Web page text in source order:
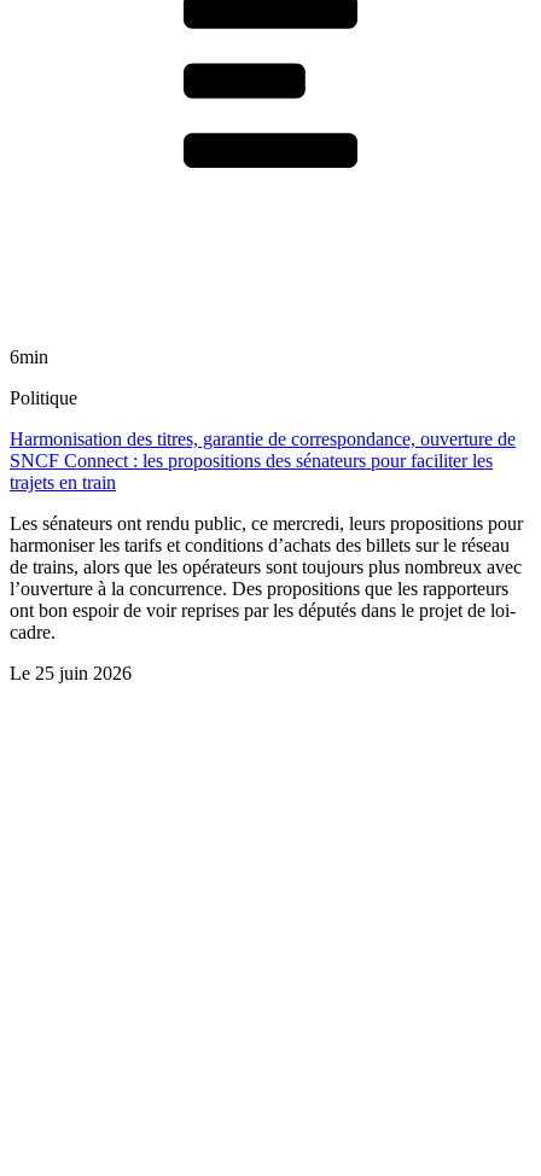
6min
Politique
Harmonisation des titres, garantie de correspondance, ouverture de
SNCF Connect : les propositions des sénateurs pour faciliter les
trajets en train
Les sénateurs ont rendu public, ce mercredi, leurs propositions pour
harmoniser les tarifs et conditions d’achats des billets sur le réseau
de trains, alors que les opérateurs sont toujours plus nombreux avec
l’ouverture à la concurrence. Des propositions que les rapporteurs
ont bon espoir de voir reprises par les députés dans le projet de loi-
cadre.
Le 25 juin 2026